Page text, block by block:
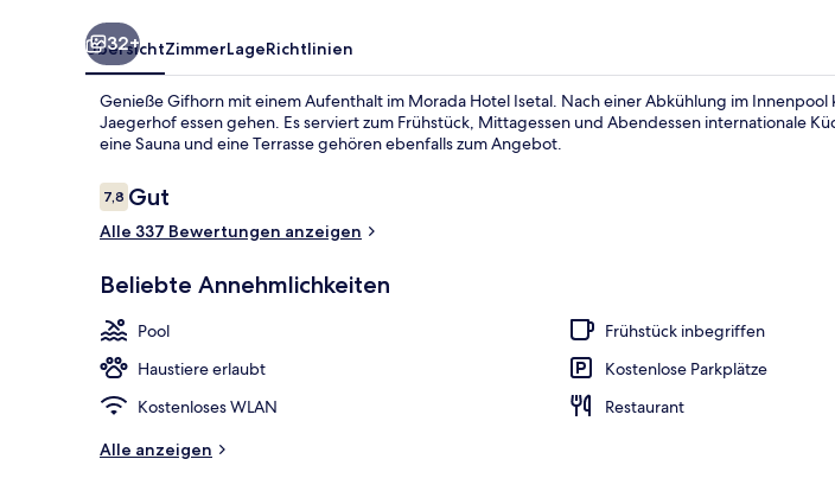
32+
ÜbersichtZimmerLageRichtlinien
Genieße Gifhorn mit einem Aufenthalt im Morada Hotel Isetal. Nach einer Abkühlung im Innenpool
Jaegerhof essen gehen. Es serviert zum Frühstück, Mittagessen und Abendessen internationale
eine Sauna und eine Terrasse gehören ebenfalls zum Angebot.
Bewertungen
7,87,8 von 10.
Gut
Alle 337 Bewertungen anzeigen
Beliebte Annehmlichkeiten
Pool
Frühstück inbegriffen
Haustiere erlaubt
Kostenlose Parkplätze
Kostenloses WLAN
Restaurant
Alle anzeigen